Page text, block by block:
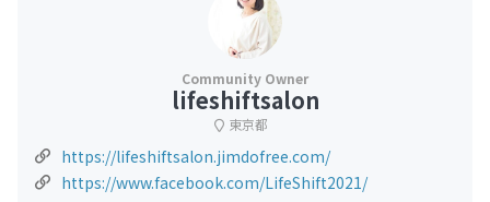
lifeshiftsalon
東京都
https://lifeshiftsalon.jimdofree.com/
https://www.facebook.com/LifeShift2021/